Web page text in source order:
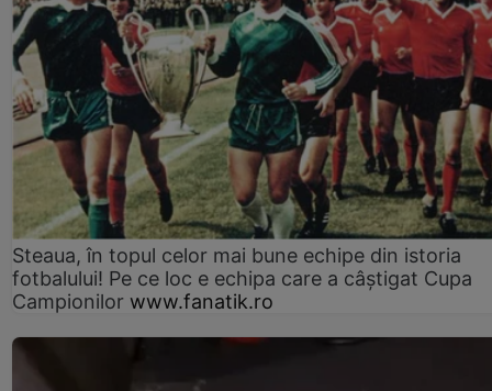
Steaua, în topul celor mai bune echipe din istoria
fotbalului! Pe ce loc e echipa care a câştigat Cupa
Campionilor www.fanatik.ro